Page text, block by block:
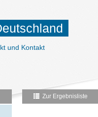
und Kontakt
Zur Ergebnisliste